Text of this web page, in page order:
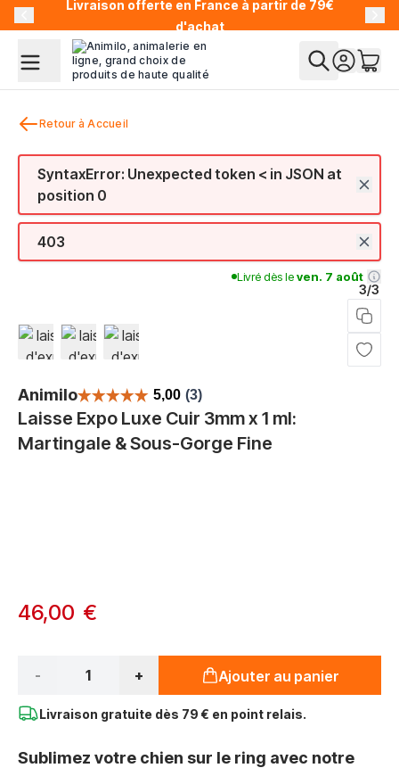
Allez au contenuLivraison offerte en France à partir de 79€
d'achat
Retour à Accueil
SyntaxError: Unexpected token < in JSON at
position 0
403
Laisse Expo Luxe Cuir 3mm x 1 ml:
Martingale & Sous-Gorge Fine
Animilo
3/3
View larger image
View larger image
View larger image
Livré dès leven. 7 août
À partir de:
46,00 €
- + Ajouter au panier
Livraison gratuite dès 79 € en point relais.
Sublimez votre chien sur le ring avec notre